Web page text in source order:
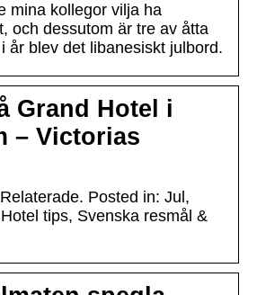
mina kollegor vilja ha
och dessutom är tre av åtta
år blev det libanesiskt julbord.
Grand Hotel i
– Victorias
Posted in: Jul,
tips, Svenska resmål &